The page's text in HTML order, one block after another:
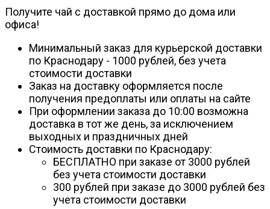
Получите чай с доставкой прямо до дома или
офиса!
Минимальный заказ для курьерской доставки
по Краснодару - 1000 рублей, без учета
стоимости доставки
Заказ на доставку оформляется после
получения предоплаты или оплаты на сайте
При оформлении заказа до 10:00 возможна
доставка в тот же день, за исключением
выходных и праздничных дней
Стоимость доставки по Краснодару:
БЕСПЛАТНО при заказе от 3000 рублей
без учета стоимости доставки
300 рублей при заказе до 3000 рублей без
учета стоимости доставки